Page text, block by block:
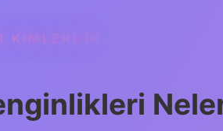
KIMLERDIR